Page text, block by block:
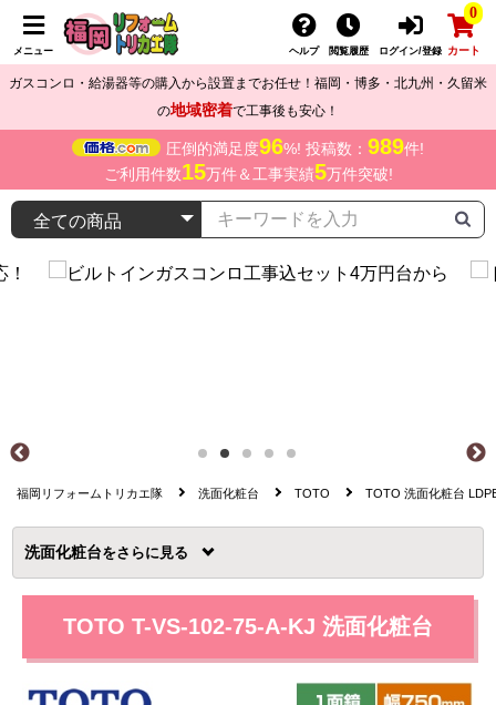
メニュー ヘルプ 閲覧履歴 ログイン/登録
0
カート
ガスコンロ・給湯器等の購入から設置までお任せ！福岡・博多・北九州・久留米
の地域密着で工事後も安心！
圧倒的満足度96%! 投稿数： 989件!
ご利用件数15万件＆工事実績5万件突破!
福岡リフォームトリカエ隊 洗面化粧台 TOTO TOTO 洗面化粧台
洗面化粧台を
TOTO T-VS-102-75-A-KJ 洗面化粧台